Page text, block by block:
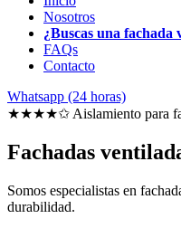
Nosotros
¿Buscas una fachada
FAQs
Contacto
Whatsapp (24 horas)
★★★★✩ Aislamiento para
Fachadas
Somos especialistas en
durabilidad.